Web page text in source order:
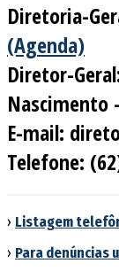
Diretoria-
(Agenda)
Diretor-
Nascimento
E-mail:
Telefone:
› Listagem
› Para denúncias